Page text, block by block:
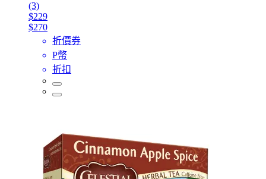
(3)
$229
$270
折價券
P幣
折扣